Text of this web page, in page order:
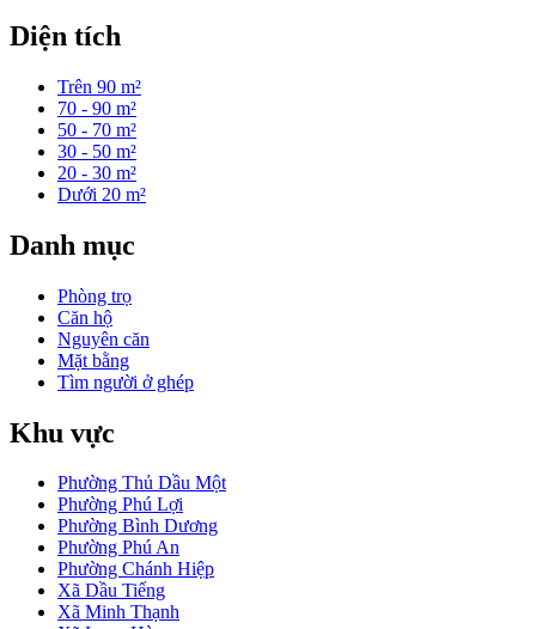
Diện tích
Trên 90 m²
70 - 90 m²
50 - 70 m²
30 - 50 m²
20 - 30 m²
Dưới 20 m²
Danh mục
Phòng trọ
Căn hộ
Nguyên căn
Mặt bằng
Tìm người ở ghép
Khu vực
Phường Thủ Dầu Một
Phường Phú Lợi
Phường Bình Dương
Phường Phú An
Phường Chánh Hiệp
Xã Dầu Tiếng
Xã Minh Thạnh